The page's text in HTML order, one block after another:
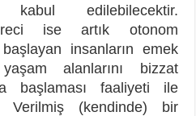
edilebilecektir.
ise artık otonom
insanların emek
alanlarını bizzat
başlaması faaliyeti ile
Verilmiş (kendinde) bir